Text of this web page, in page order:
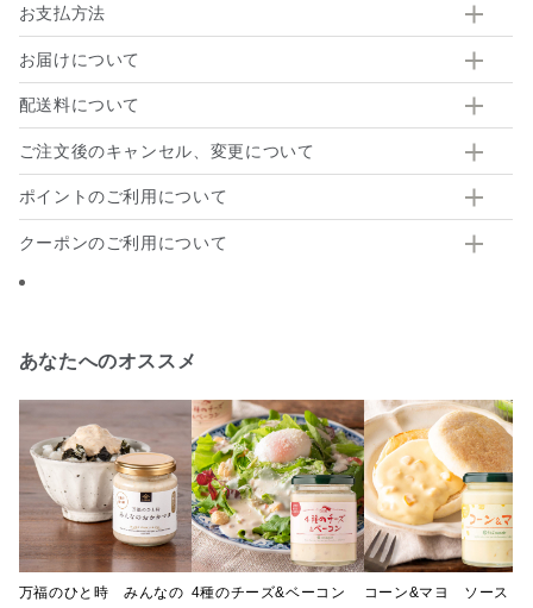
お支払方法
お届けについて
配送料について
ご注文後のキャンセル、変更について
ポイントのご利用について
クーポンのご利用について
あなたへのオススメ
万福のひと時 みんなの 4種のチーズ&ベーコン
コーン&マヨ ソース